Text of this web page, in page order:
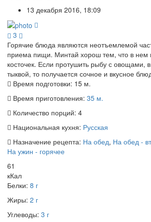
13 декабря 2016, 18:09
3
Горячие блюда являются неотъемлемой
приема пищи. Минтай хорош тем, что в нем
косточек. Если протушить рыбу с овощами, в
тыквой, то получается сочное и вкусное
Время подготовки: 15 м.
Время приготовления: 35 м.
Количество порций: 4
Национальная кухня: Русская
Назначение рецепта: На обед, На обед -
На ужин - горячее
61
кКал
Белки: 8 г
Жиры: 2 г
Углеводы: 3 г